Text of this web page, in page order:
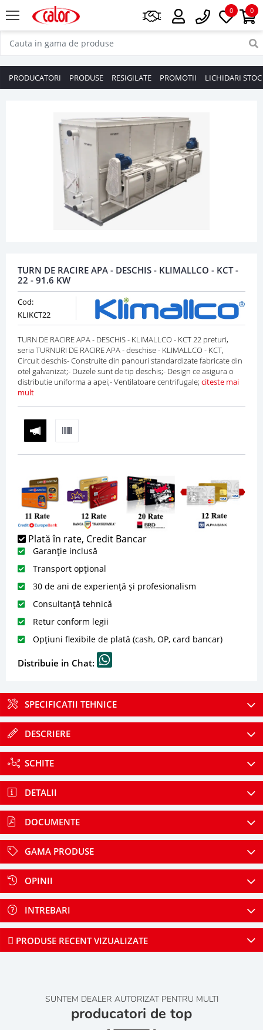
0
0
PRODUCATORI PRODUSE RESIGILATE PROMOTII LICHIDARI STOC
TURN DE RACIRE APA - DESCHIS - KLIMALLCO - KCT -
22 - 91.6 KW
Cod:
KLIKCT22
TURN DE RACIRE APA - DESCHIS - KLIMALLCO - KCT 22 preturi,
seria TURNURI DE RACIRE APA - deschise - KLIMALLCO - KCT,
Circuit deschis- Construite din panouri standardizate fabricate din
otel galvanizat;- Duzele sunt de tip deschis;- Design ce asigura o
distributie uniforma a apei;- Ventilatoare centrifugale; citeste mai
mult
Plată în rate, Credit Bancar
Garanție inclusă
Transport opțional
30 de ani de experiență și profesionalism
Consultanță tehnică
Retur conform legii
Opțiuni flexibile de plată (cash, OP, card bancar)
Distribuie in Chat:
SPECIFICATII TEHNICE
DESCRIERE
SCHITE
DETALII
DOCUMENTE
GAMA PRODUSE
OPINII
INTREBARI
PRODUSE RECENT VIZUALIZATE
SUNTEM DEALER AUTORIZAT PENTRU MULTI
producatori de top